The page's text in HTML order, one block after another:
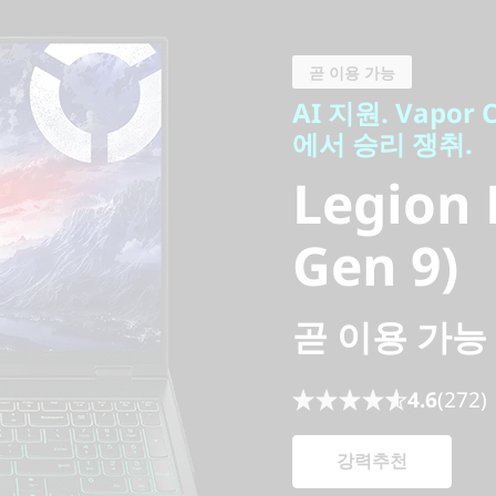
에서 승리 쟁취.
Legion
Gen 9)
곧 이용 가능
AI 지원. Vapor
에서 승리 쟁취.
Legion
Gen 9)
곧 이용 가능
4.6(272)
강력추천